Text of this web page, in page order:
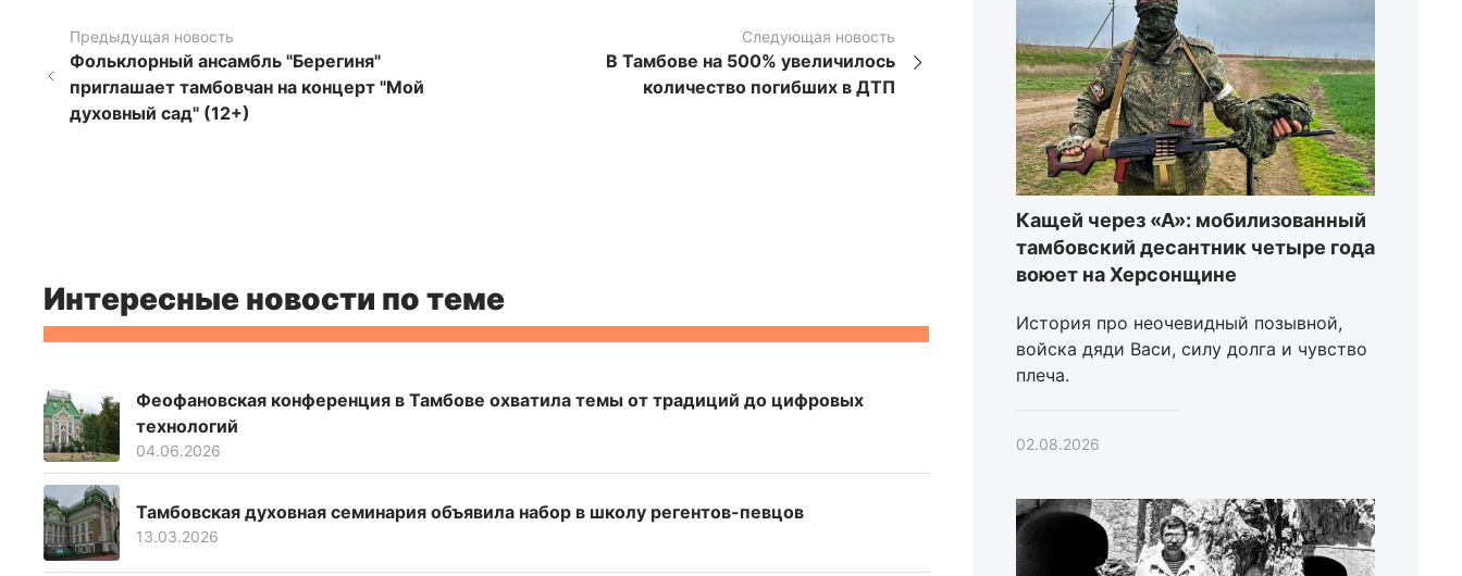
Предыдущая новость
Фольклорный ансамбль "Берегиня"
приглашает тамбовчан на концерт "Мой
духовный сад" (12+)
Следующая новость
В Тамбове на 500% увеличилось
количество погибших в ДТП
Интересные новости по теме
Феофановская конференция в Тамбове охватила темы от традиций до цифровых
технологий
04.06.2026
Тамбовская духовная семинария объявила набор в школу регентов-певцов
13.03.2026
Кащей через «А»: мобилизованный
тамбовский десантник четыре года
воюет на Херсонщине
История про неочевидный позывной,
войска дяди Васи, силу долга и чувство
плеча.
02.08.2026